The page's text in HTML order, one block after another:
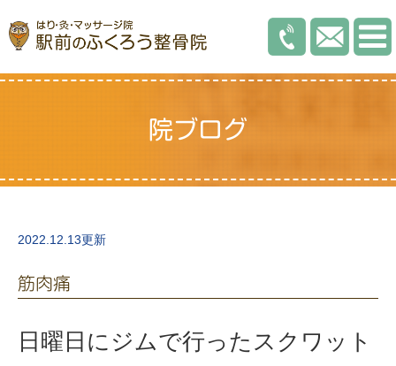
院ブログ
2022.12.13更新
筋肉痛
日曜日にジムで行ったスクワット